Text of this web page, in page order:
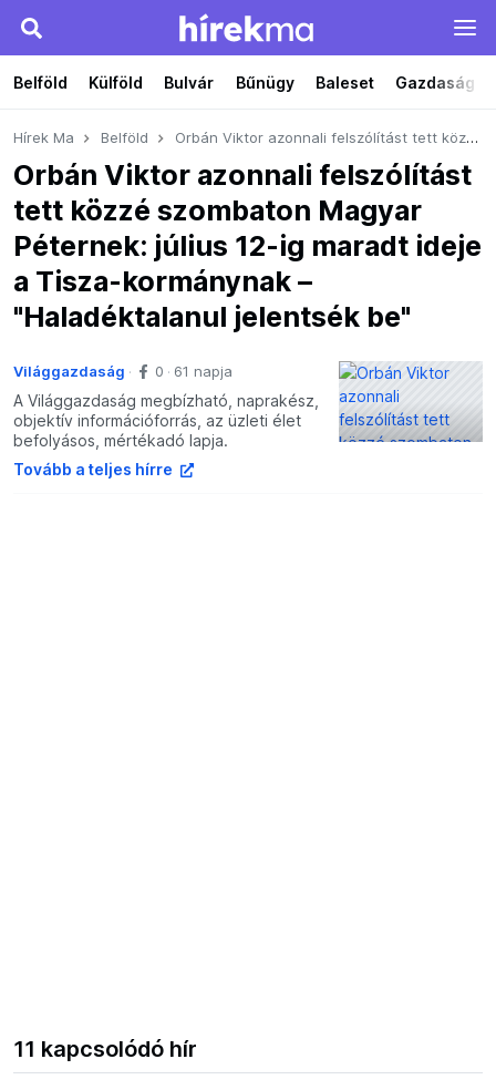
Belföld Külföld Bulvár Bűnügy Baleset Gazdaság
Hírek Ma Belföld Orbán Viktor azonnali felszólítást tett közzé szombaton Magyar Péternek: július 12-ig maradt ideje a Tisza-kormánynak – "Haladéktalanul jelentsék be"
Orbán Viktor azonnali felszólítást
tett közzé szombaton Magyar
Péternek: július 12-ig maradt ideje
a Tisza-kormánynak –
"Haladéktalanul jelentsék be"
Világgazdaság 0 61 napja
A Világgazdaság megbízható, naprakész,
objektív információforrás, az üzleti élet
befolyásos, mértékadó lapja.
Tovább a teljes hírre
11 kapcsolódó hír